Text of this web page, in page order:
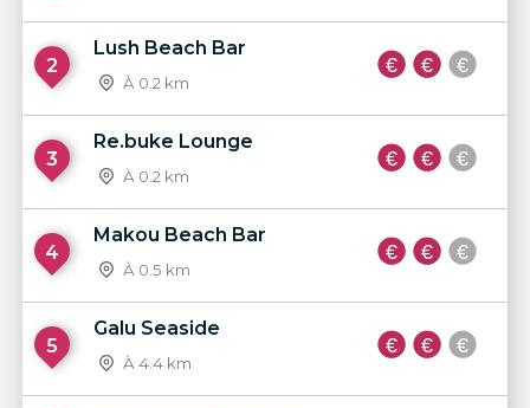
2
Lush Beach Bar
À 0.2 km
3
Re.buke Lounge
À 0.2 km
4
Makou Beach Bar
À 0.5 km
5
Galu Seaside
À 4.4 km